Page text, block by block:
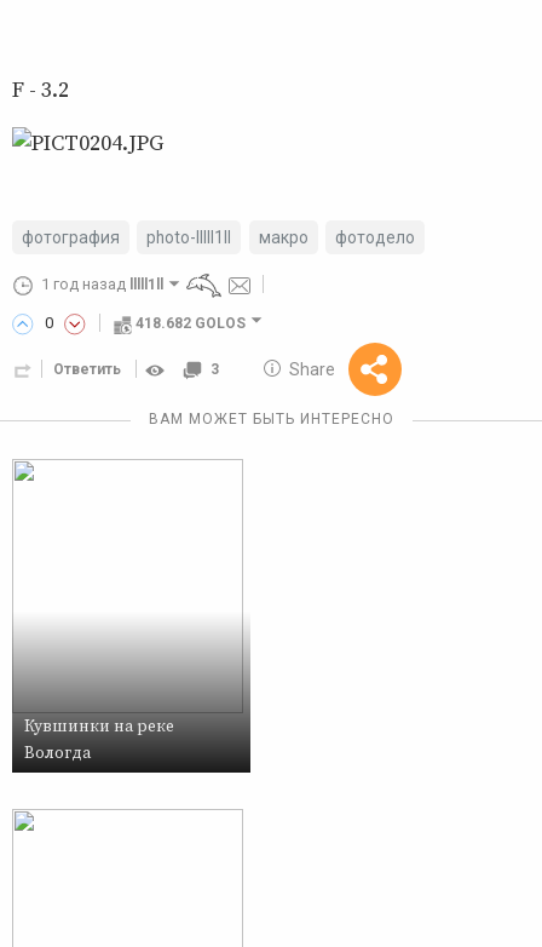
F - 3.2
фотография photo-lllll1ll макро фотодело
1 год назад lllll1ll
0 418.682 GOLOS
Ответить 3 Share
Reward
10 GOLOS
ВАМ МОЖЕТ БЫТЬ ИНТЕРЕСНО
Кувшинки на реке
Вологда